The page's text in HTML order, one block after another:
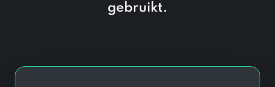
gebruikt.